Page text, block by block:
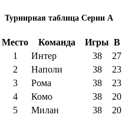
Турнирная таблица Серии А
Место Команда Игры В
1
Интер 38 27
2
Наполи 38 23
3
Рома 38 23
4
Комо 38 20
5
Милан 38 20